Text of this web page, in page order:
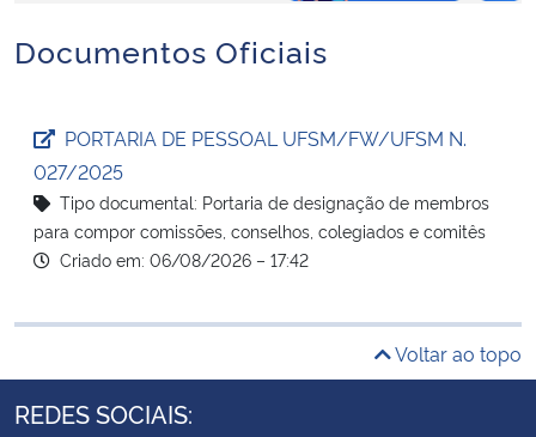
Banco Central do Brasil
Planalto
Documentos Oficiais
PORTARIA DE PESSOAL UFSM/FW/UFSM N.
027/2025
Tipo documental: Portaria de designação de membros
para compor comissões, conselhos, colegiados e comitês
Criado em: 06/08/2026 – 17:42
Voltar ao topo
REDES SOCIAIS: